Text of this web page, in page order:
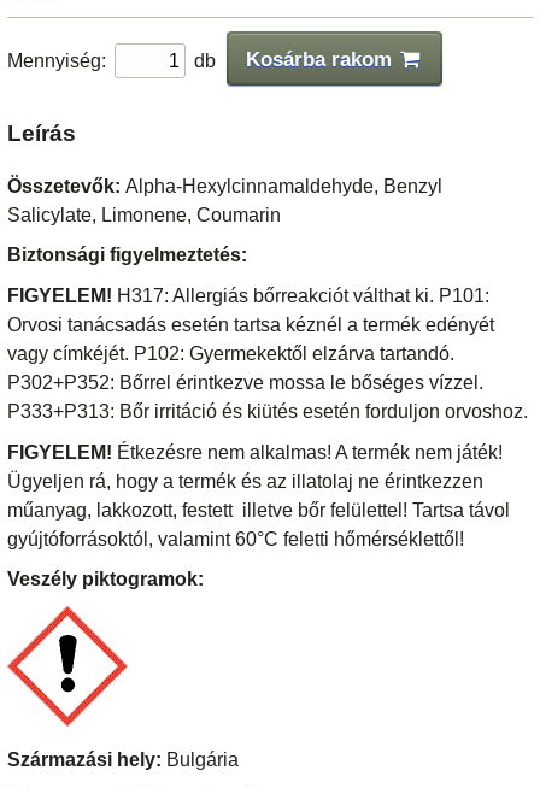
Mennyiség: db Kosárba rakom
Leírás
Összetevők:Alpha-Hexylcinnamaldehyde, Benzyl
Salicylate, Limonene, Coumarin
Biztonsági figyelmeztetés:
FIGYELEM! H317: Allergiás bőrreakciót válthat ki. P101:
Orvosi tanácsadás esetén tartsa kéznél a termék edényét
vagy címkéjét. P102: Gyermekektől elzárva tartandó.
P302+P352: Bőrrel érintkezve mossa le bőséges vízzel.
P333+P313: Bőr irritáció és kiütés esetén forduljon orvoshoz.
FIGYELEM! Étkezésre nem alkalmas! A termék nem játék!
Ügyeljen rá, hogy a termék és az illatolaj ne érintkezzen
műanyag, lakkozott, festett illetve bőr felülettel! Tartsa távol
gyújtóforrásoktól, valamint 60°C feletti hőmérséklettől!
Veszély piktogramok:
Származási hely: Bulgária